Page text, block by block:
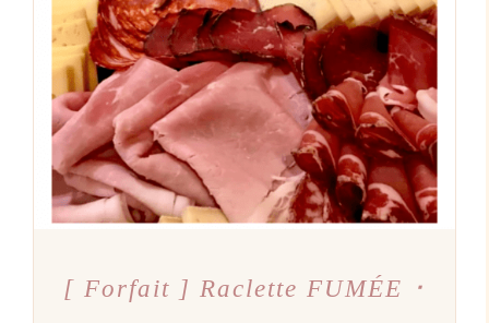
AJOUTER AU PANIER
/
DÉTAILS
[ Forfait ] Raclette FUMÉE ･